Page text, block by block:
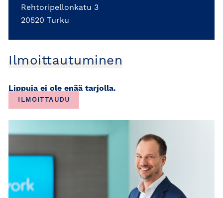
Rehtoripellonkatu 3
20520 Turku
Ilmoittautuminen
Lippuja ei ole enää tarjolla.
ILMOITTAUDU